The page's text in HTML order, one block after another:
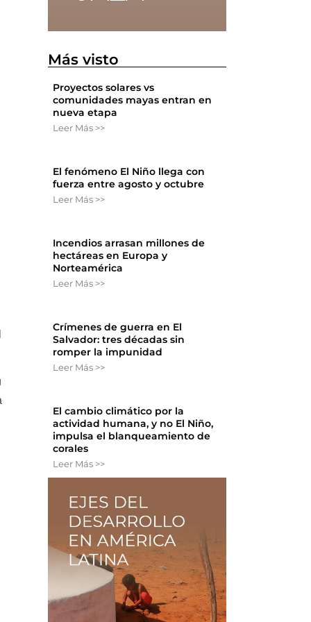
Más visto
Proyectos solares vs
comunidades mayas entran en
nueva etapa
Leer Más >>
El fenómeno El Niño llega con
fuerza entre agosto y octubre
Leer Más >>
Incendios arrasan millones de
hectáreas en Europa y
Norteamérica
Leer Más >>
Crímenes de guerra en El
Salvador: tres décadas sin
romper la impunidad
Leer Más >>
El cambio climático por la
actividad humana, y no El Niño,
impulsa el blanqueamiento de
corales
Leer Más >>